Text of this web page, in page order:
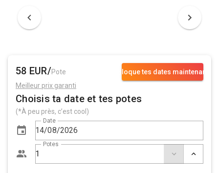
Bloque tes dates maintenant
58 EUR/Pote
Meilleur prix garanti
Choisis ta date et tes potes
(*À peu près, c’est cool)
Date
Potes